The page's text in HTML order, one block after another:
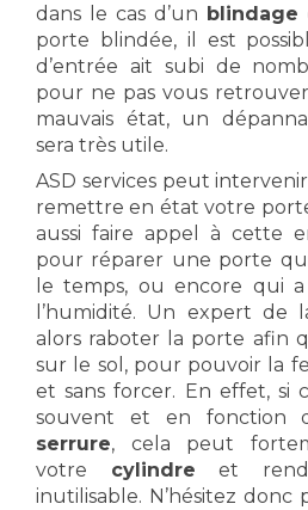
dans le cas d’un blindage
porte blindée, il est
d’entrée ait subi de
pour ne pas vous
mauvais état, un
sera très utile.
ASD services peut
remettre en état votre
aussi faire appel à cette
pour réparer une porte qui
le temps, ou encore qui
l’humidité. Un expert de
alors raboter la porte afin
sur le sol, pour pouvoir la
et sans forcer. En effet, si
souvent et en
serrure, cela peut
votre cylindre et
inutilisable. N’hésitez donc